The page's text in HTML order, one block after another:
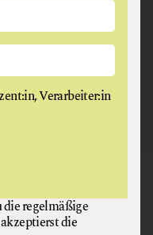
Verarbeiter:in
regelmäßige
die